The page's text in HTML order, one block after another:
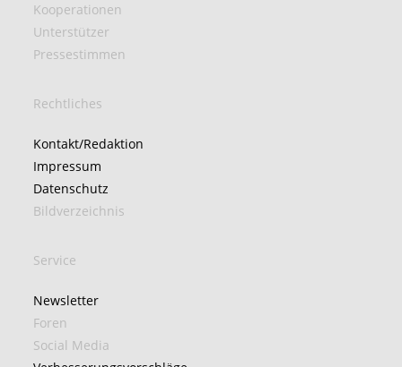
Kooperationen
Unterstützer
Pressestimmen
Rechtliches
Kontakt/Redaktion
Impressum
Datenschutz
Bildverzeichnis
Service
Newsletter
Foren
Social Media